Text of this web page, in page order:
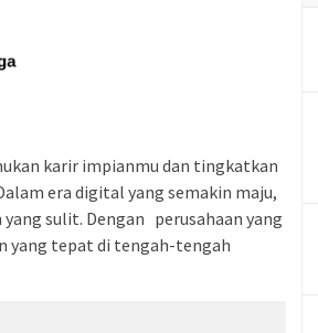
karir impianmu dan tingkatkan
era digital yang semakin maju,
sulit. Dengan perusahaan yang
yang tepat di tengah-tengah